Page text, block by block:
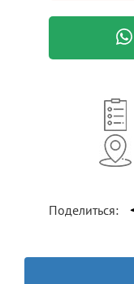
Поделиться: